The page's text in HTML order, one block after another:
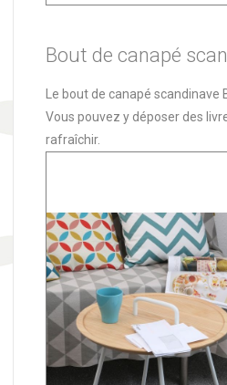
Bout de canapé
Le bout de canapé
Vous pouvez y déposer des
rafraîchir.